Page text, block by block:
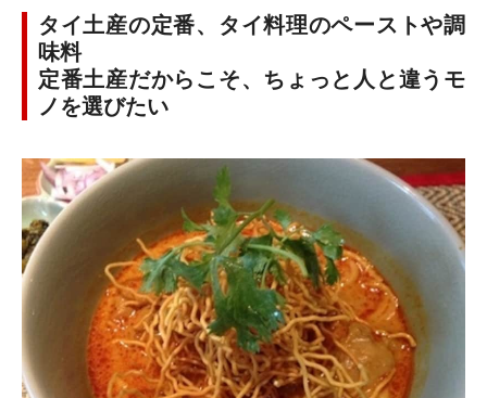
タイ土産の定番、タイ料理のペーストや調
味料
定番土産だからこそ、ちょっと人と違うモ
ノを選びたい